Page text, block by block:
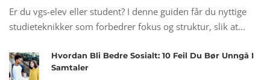
Er du vgs-elev eller student? I denne guiden får du nyttige
studieteknikker som forbedrer fokus og struktur, slik at...
Hvordan Bli Bedre Sosialt: 10 Feil Du Bør Unngå I
Samtaler